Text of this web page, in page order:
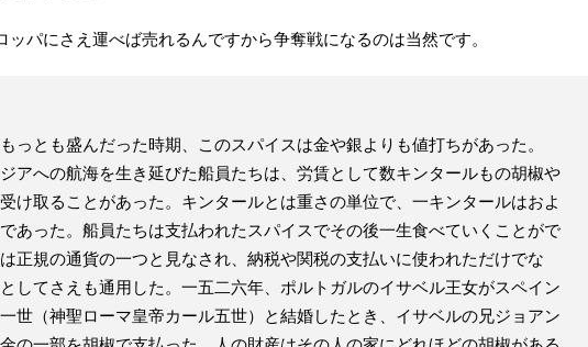
ッパにさえ運べば売れるんですから争奪戦になるのは当然です。
っとも盛んだった時期、このスパイスは金や銀よりも値打ちがあった。
ジアへの航海を生き延びた船員たちは、労賃として数キンタールもの胡椒や
け取ることがあった。キンタールとは重さの単位で、一キンタールはおよ
あった。船員たちは支払われたスパイスでその後一生食べていくことがで
正規の通貨の一つと見なされ、納税や関税の支払いに使われただけでな
してさえも通用した。一五二六年、ポルトガルのイサベル王女がスペイン
世（神聖ローマ皇帝カール五世）と結婚したとき、イサベルの兄ジョアン